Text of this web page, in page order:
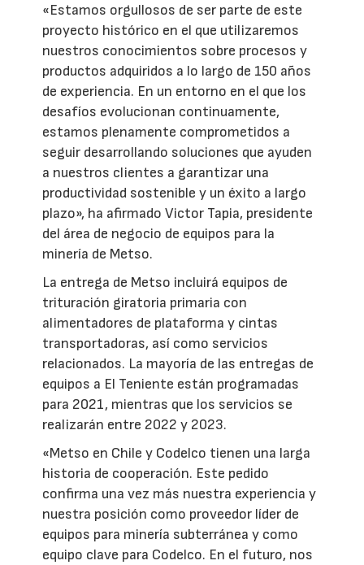
«Estamos orgullosos de ser parte de este
proyecto histórico en el que utilizaremos
nuestros conocimientos sobre procesos y
productos adquiridos a lo largo de 150 años
de experiencia. En un entorno en el que los
desafíos evolucionan continuamente,
estamos plenamente comprometidos a
seguir desarrollando soluciones que ayuden
a nuestros clientes a garantizar una
productividad sostenible y un éxito a largo
plazo», ha afirmado Victor Tapia, presidente
del área de negocio de equipos para la
minería de Metso.
La entrega de Metso incluirá equipos de
trituración giratoria primaria con
alimentadores de plataforma y cintas
transportadoras, así como servicios
relacionados. La mayoría de las entregas de
equipos a El Teniente están programadas
para 2021, mientras que los servicios se
realizarán entre 2022 y 2023.
«Metso en Chile y Codelco tienen una larga
historia de cooperación. Este pedido
confirma una vez más nuestra experiencia y
nuestra posición como proveedor líder de
equipos para minería subterránea y como
equipo clave para Codelco. En el futuro, nos